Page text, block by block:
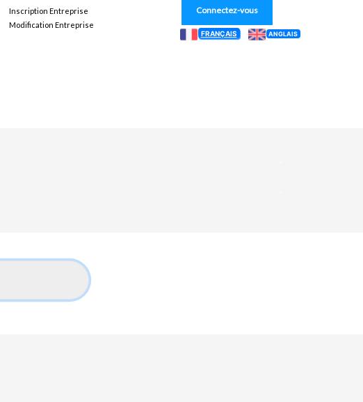
Inscription Entreprise
Modification Entreprise
Connectez-vous
FRANÇAIS ANGLAIS